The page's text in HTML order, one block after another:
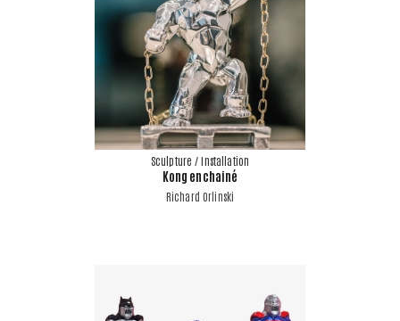
Sculpture / Installation
Kong enchainé
Richard Orlinski